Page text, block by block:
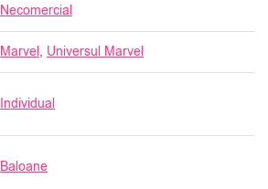
Necomercial
Marvel, Universul Marvel
Individual
Baloane